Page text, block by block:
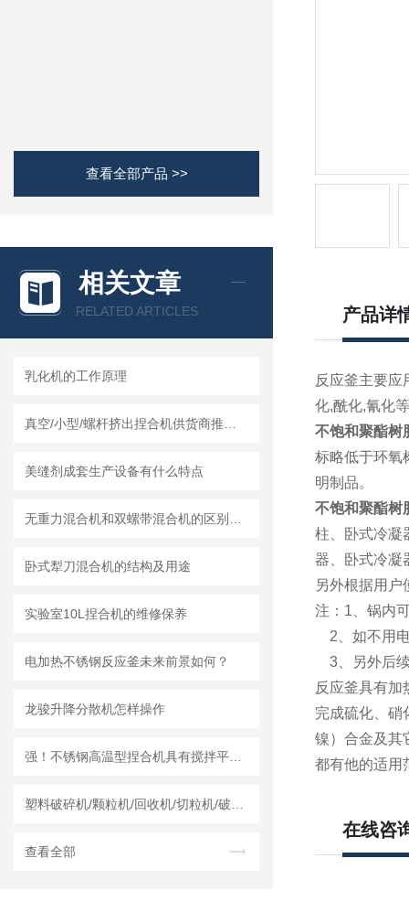
查看全部产品 >>
相关文章
RELATED ARTICLES
乳化机的工作原理
美缝剂成套生产设备有什么特点
卧式犁刀混合机的结构及用途
实验室10L捏合机的维修保养
电加热不锈钢反应釜未来前景如何？
龙骏升降分散机怎样操作
查看全部
产品详
反应釜主要应
化,酰化,氰化
不饱和聚酯树
标略低于环氧
明制品。
不饱和聚酯树
柱、卧式冷凝
器、卧式冷凝
另外根据用户
注：1、锅内
2、如不用
3、另外后续
反应釜具有加
完成硫化、硝
镍）合金及其
都有他的适用
在线咨